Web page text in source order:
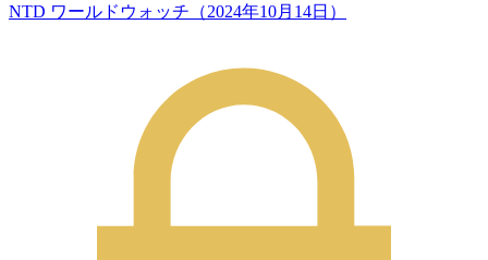
NTD ワールドウォッチ（2024年10月14日）